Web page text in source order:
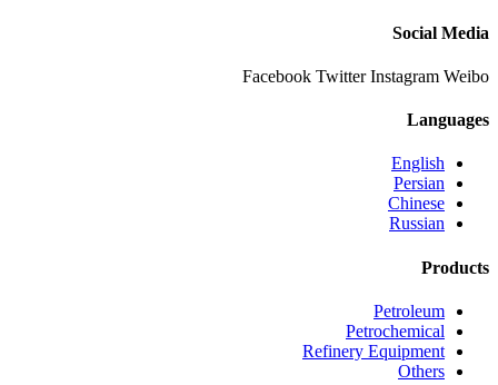
Social Media
Facebook Twitter Instagram Weibo
Languages
English
Persian
Chinese
Russian
Products
Petroleum
Petrochemical
Refinery Equipment
Others